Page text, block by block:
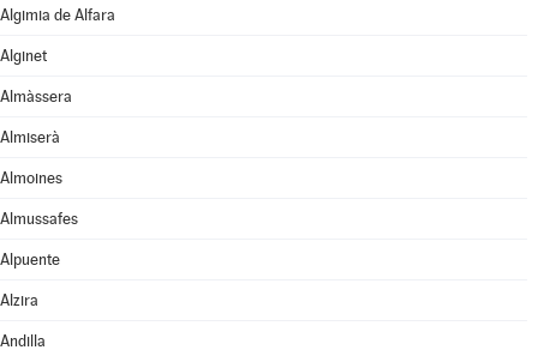
Algimia de Alfara
Alginet
Almàssera
Almiserà
Almoines
Almussafes
Alpuente
Alzira
Andilla